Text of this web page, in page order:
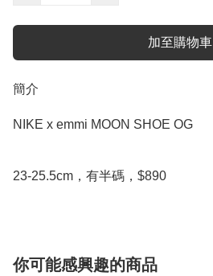
加至購物車
簡介
NIKE x emmi MOON SHOE OG
23-25.5cm，有半碼，$890
你可能感興趣的商品